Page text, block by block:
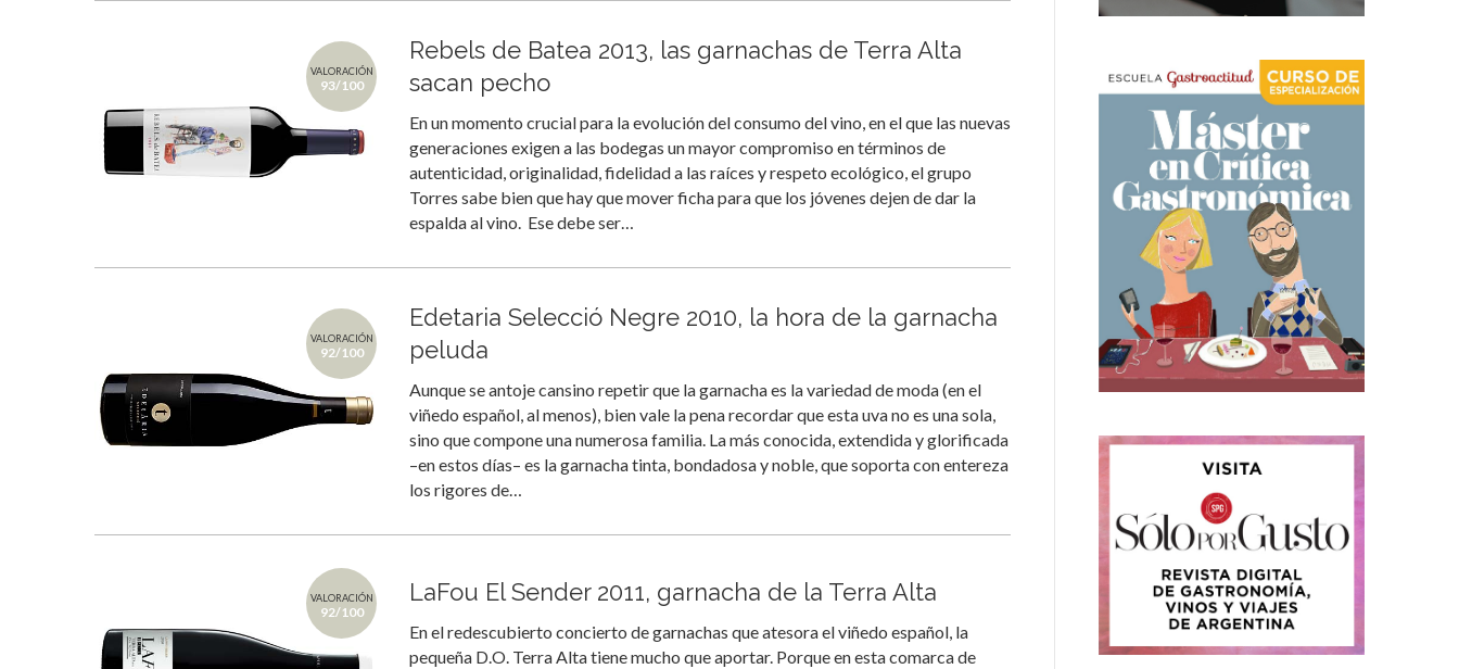
VALORACIÓN
93/100
Rebels de Batea 2013, las garnachas de Terra Alta
sacan pecho
En un momento crucial para la evolución del consumo del vino, en el que las nuevas
generaciones exigen a las bodegas un mayor compromiso en términos de
autenticidad, originalidad, fidelidad a las raíces y respeto ecológico, el grupo
Torres sabe bien que hay que mover ficha para que los jóvenes dejen de dar la
espalda al vino. Ese debe ser…
VALORACIÓN
92/100
Edetaria Selecció Negre 2010, la hora de la garnacha
peluda
Aunque se antoje cansino repetir que la garnacha es la variedad de moda (en el
viñedo español, al menos), bien vale la pena recordar que esta uva no es una sola,
sino que compone una numerosa familia. La más conocida, extendida y glorificada
–en estos días– es la garnacha tinta, bondadosa y noble, que soporta con entereza
los rigores de…
VALORACIÓN
92/100
LaFou El Sender 2011, garnacha de la Terra Alta
En el redescubierto concierto de garnachas que atesora el viñedo español, la
pequeña D.O. Terra Alta tiene mucho que aportar. Porque en esta comarca de